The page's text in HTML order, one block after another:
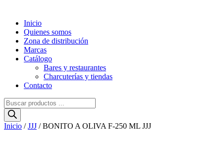
Inicio
Quienes somos
Zona de distribución
Marcas
Catálogo
Bares y restaurantes
Charcuterías y tiendas
Contacto
Búsqueda
de
productos
Inicio /JJJ / BONITO A OLIVA F-250 ML JJJ